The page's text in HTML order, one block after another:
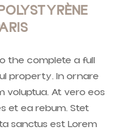
the complete a full
property. In ornare
voluptua. At vero eos
et ea rebum. Stet
sanctus est Lorem